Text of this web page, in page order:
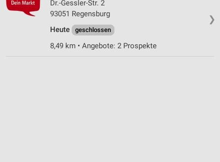
❯
Dr.-Gessler-Str. 2
93051 Regensburg
Heute
geschlossen
8,49 km • Angebote: 2 Prospekte